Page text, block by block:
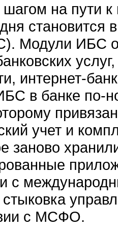
на пути к
становится
Модули ИБС
интернет-
в банке по-
учет и
заново
с
с МСФО.